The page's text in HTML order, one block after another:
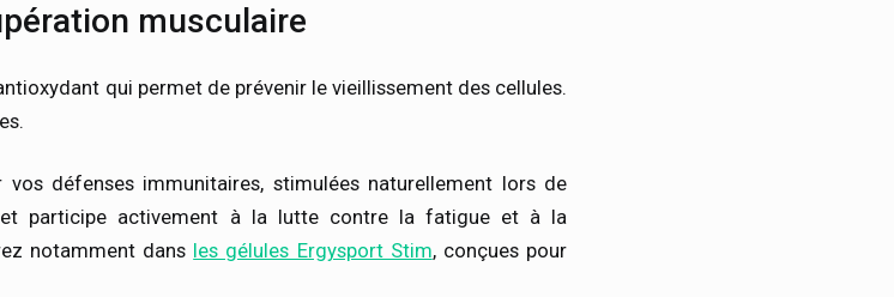
musculaire
qui permet de prévenir le vieillissement des cellules.
défenses immunitaires, stimulées naturellement lors de
et participe activement à la lutte contre la fatigue et à la
notamment dans les gélules Ergysport Stim, conçues pour